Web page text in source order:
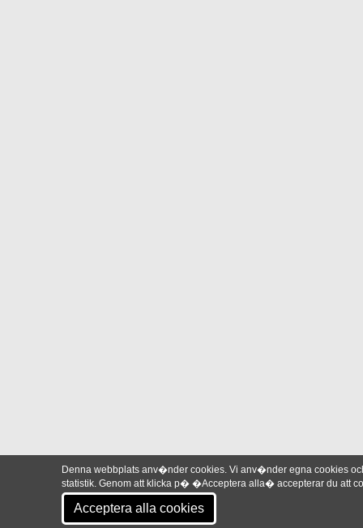
Denna webbplats anv�nder cookies. Vi anv�nder egna cookies
statistik. Genom att klicka p� �Acceptera alla� accepterar du att
Acceptera alla cookies